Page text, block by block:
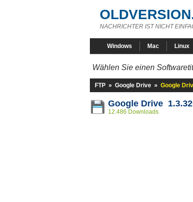
NACHRICHTER IST NICHT
Windows Mac Linux
Wählen Sie einen
FTP » Google Drive » Google
Google Drive
12.486 Downloads